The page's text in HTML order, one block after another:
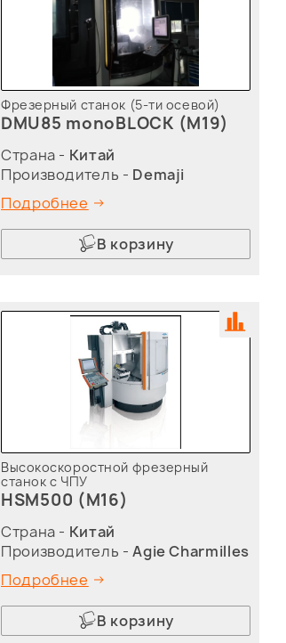
Фрезерный станок (5-ти осевой)
DMU85 monoBLOCK (M19)
Страна - Китай
Производитель - Demaji
Подробнее
В корзину
Высокоскоростной фрезерный
станок с ЧПУ
HSM500 (M16)
Страна - Китай
Производитель -Agie Charmilles
Подробнее
В корзину